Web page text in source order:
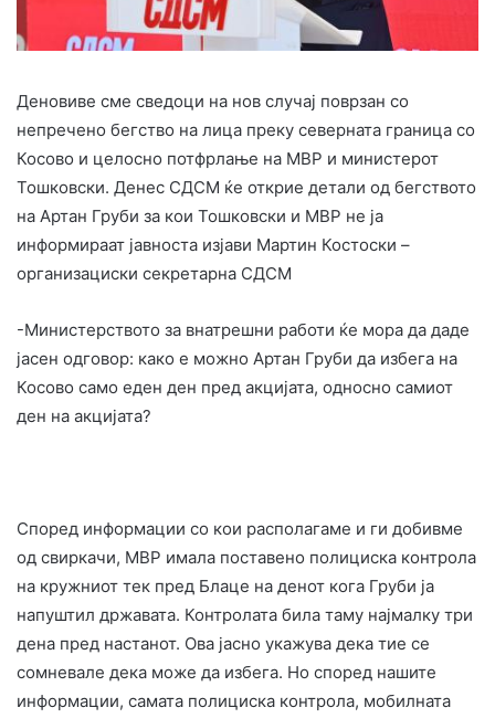
Деновиве сме сведоци на нов случај поврзан со
непречено бегство на лица преку северната граница со
Косово и целосно потфрлање на МВР и министерот
Тошковски. Денес СДСМ ќе открие детали од бегството
на Артан Груби за кои Тошковски и МВР не ја
информираат јавноста изјави Мартин Костоски –
организациски секретарна СДСМ
-Министерството за внатрешни работи ќе мора да даде
јасен одговор: како е можно Артан Груби да избега на
Косово само еден ден пред акцијата, односно самиот
ден на акцијата?
Според информации со кои располагаме и ги добивме
од свиркачи, МВР имала поставено полициска контрола
на кружниот тек пред Блаце на денот кога Груби ја
напуштил државата. Контролата била таму најмалку три
дена пред настанот. Ова јасно укажува дека тие се
сомневале дека може да избега. Но според нашите
информации, самата полициска контрола, мобилната